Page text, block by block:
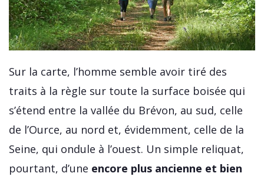
Sur la carte, l’homme semble avoir tiré des
traits à la règle sur toute la surface boisée qui
s’étend entre la vallée du Brévon, au sud, celle
de l’Ource, au nord et, évidemment, celle de la
Seine, qui ondule à l’ouest. Un simple reliquat,
pourtant, d’une encore plus ancienne et bien